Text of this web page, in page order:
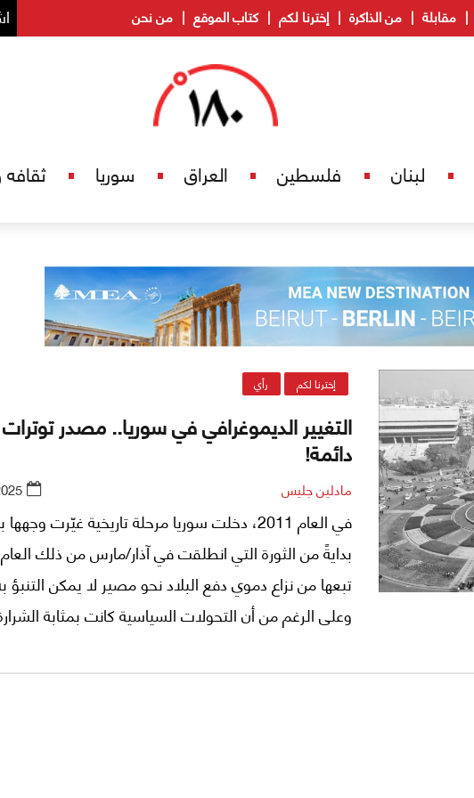
مقابلة من الذاكرة إخترنا لكم كتاب الموقع من نحن
لبنان فلسطين العراق سوريا
إخترنا لكم رأي
التغيير الديموغرافي في سوريا.. مصدر توترات
دائمة!
مادلين جليس
في العام 2011، دخلت سوريا مرحلة تاريخية غيّرت
بدايةً من الثورة التي انطلقت في آذار/مارس من ذلك
تبعها من نزاع دموي دفع البلاد نحو مصير لا يمكن التنبؤ
وعلى الرغم من أن التحولات السياسية كانت بمثابة
المدن السورية قبل ذلك بأعوام كثيرة، ليصبح أحد أبرز